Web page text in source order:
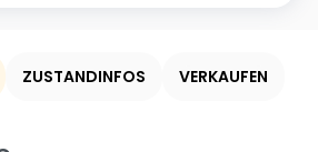
ZUSTANDINFOS VERKAUFEN